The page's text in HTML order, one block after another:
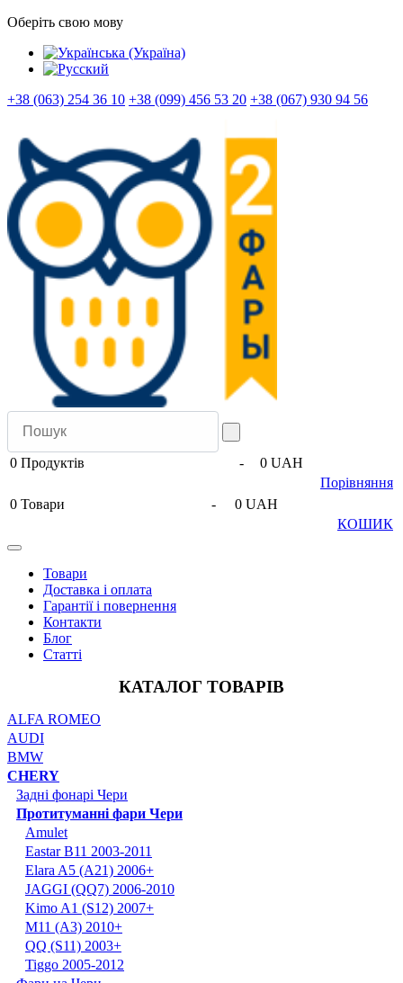
Оберіть свою мову
+38 (063) 254 36 10 +38 (099) 456 53 20 +38 (067) 930 94 56
0 Продуктів -
0 UAH
Порівняння
0 Товари -
0 UAH
КОШИК
Товари
Доставка і оплата
Гарантії і повернення
Контакти
Блог
Статті
КАТАЛОГ ТОВАРІВ
ALFA ROMEO
AUDI
BMW
CHERY
Задні фонарі Чери
Протитуманні фари Чери
Amulet
Eastar B11 2003-2011
Elara A5 (A21) 2006+
JAGGI (QQ7) 2006-2010
Kimo A1 (S12) 2007+
M11 (A3) 2010+
QQ (S11) 2003+
Tiggo 2005-2012